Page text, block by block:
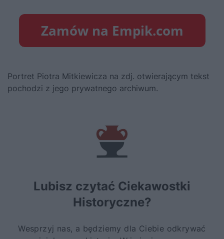
Portret Piotra Mitkiewicza na zdj. otwierającym tekst
pochodzi z jego prywatnego archiwum.